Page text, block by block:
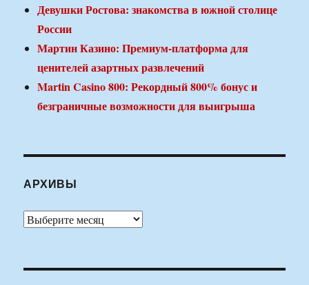
Девушки Ростова: знакомства в южной столице
России
Мартин Казино: Премиум-платформа для
ценителей азартных развлечений
Martin Casino 800: Рекордный 800% бонус и
безграничные возможности для выигрыша
АРХИВЫ
Архивы